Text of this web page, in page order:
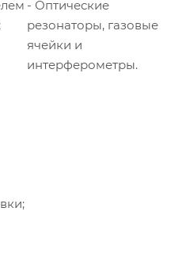
- Оптические
резонаторы, газовые
ячейки и
интерферометры.